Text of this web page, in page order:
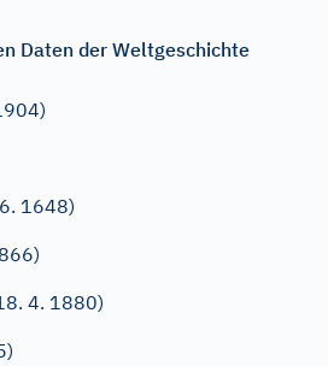
Daten der Weltgeschichte
1648)
4. 1880)